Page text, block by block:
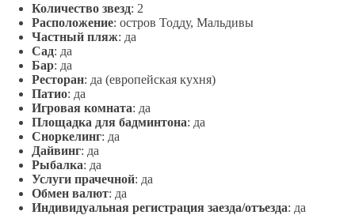
Количество звезд: 2
Расположение: остров Тодду, Мальдивы
Частный пляж: да
Сад: да
Бар: да
Ресторан: да (европейская кухня)
Патио: да
Игровая комната: да
Площадка для бадминтона: да
Сноркелинг: да
Дайвинг: да
Рыбалка: да
Услуги прачечной: да
Обмен валют: да
Индивидуальная регистрация заезда/отъезда: да